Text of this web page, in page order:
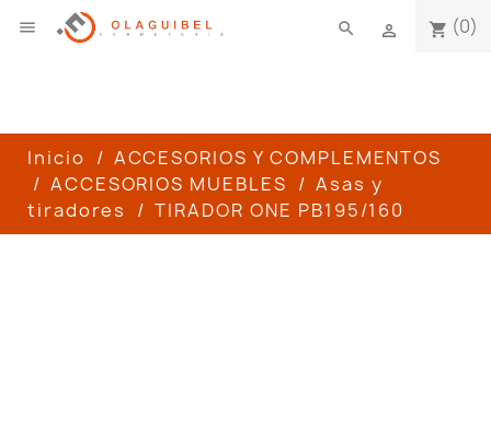
 shopping_cart (0)

search
Inicio
ACCESORIOS Y COMPLEMENTOS
ACCESORIOS MUEBLES
Asas y
tiradores
TIRADOR ONE PB195/160